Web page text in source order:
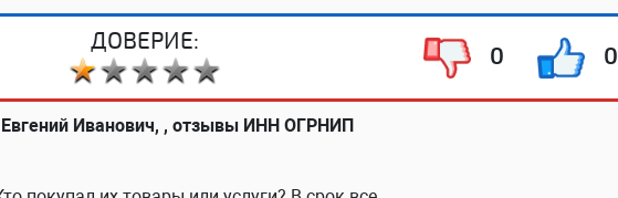
ДОВЕРИЕ:
0 0
Иванович, , отзывы ИНН ОГРНИП